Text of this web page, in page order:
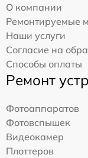
О компании
Ремонтируемые
Наши услуги
Согласие на
Способы оплаты
Ремонт
Фотоаппаратов
Фотовспышек
Видеокамер
Плоттеров